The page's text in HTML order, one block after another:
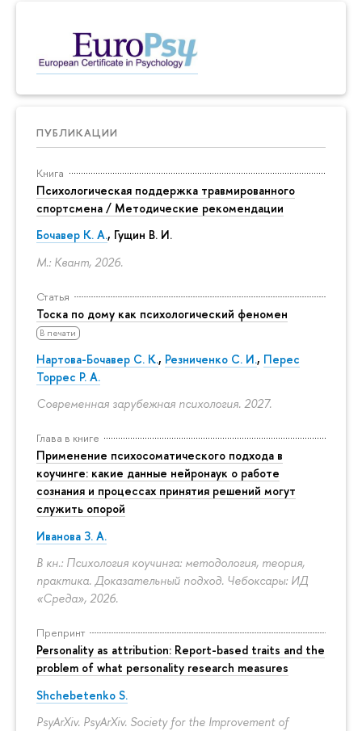
ПУБЛИКАЦИИ
Книга
Психологическая поддержка травмированного
спортсмена / Методические рекомендации
Бочавер К. А., Гущин В. И.
М.: Квант, 2026.
Статья
Тоска по дому как психологический феномен
В печати
Нартова-Бочавер С. К., Резниченко С. И., Перес
Торрес Р. А.
Современная зарубежная психология. 2027.
Глава в книге
Применение психосоматического подхода в
коучинге: какие данные нейронаук о работе
сознания и процессах принятия решений могут
служить опорой
Иванова З. А.
В кн.: Психология коучинга: методология, теория,
практика. Доказательный подход. Чебоксары: ИД
«Среда», 2026.
Препринт
Personality as attribution: Report-based traits and the
problem of what personality research measures
Shchebetenko S.
PsyArXiv. PsyArXiv. Society for the Improvement of